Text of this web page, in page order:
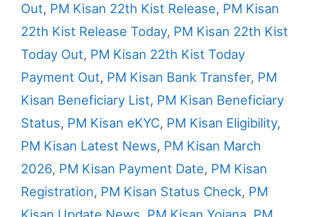
Out, PM Kisan 22th Kist Release, PM Kisan
22th Kist Release Today, PM Kisan 22th Kist
Today Out, PM Kisan 22th Kist Today
Payment Out, PM Kisan Bank Transfer, PM
Kisan Beneficiary List, PM Kisan Beneficiary
Status, PM Kisan eKYC, PM Kisan Eligibility,
PM Kisan Latest News, PM Kisan March
2026, PM Kisan Payment Date, PM Kisan
Registration, PM Kisan Status Check, PM